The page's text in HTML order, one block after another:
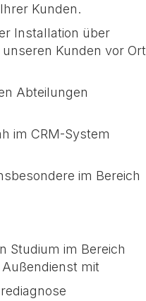
Kunden.
Installation über
Kunden vor Ort
Abteilungen
im CRM-System
im Bereich
Studium im Bereich
mit